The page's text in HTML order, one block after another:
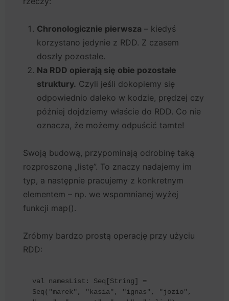
Chronologicznie pierwsza – kiedyś
korzystano jedynie z RDD. Z czasem
doszły pozostałe.
Na RDD opierają się obie pozostałe
struktury. Czyli jeśli dokopiemy się
odpowiednio daleko w kodzie, prędzej czy
później dojdziemy właście do RDD. Co nie
oznacza, że możemy odpuścić tamte!
Swoją budową, przypominają odrobinę taką
rozproszoną „listę”. To znaczy nadajemy im
typ, a następnie pracujemy z konkretnym
elementem – np. we wspomnianej wyżej
funkcji map().
Zróbmy bardzo prostą operację przy użyciu
RDD:
val namesList: Seq[String] =
Seq("marek", "kasia", "ignas", "jozio",